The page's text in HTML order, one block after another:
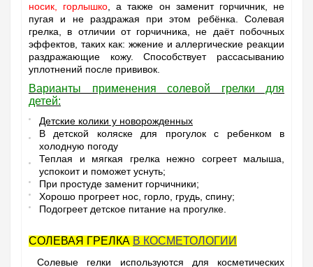
носик, горлышко , а также он заменит горчичник, не
пугая и не раздражая при этом ребёнка. Солевая
грелка, в отличии от горчичника, не даёт побочных
эффектов, таких как: жжение и аллергические реакции
раздражающие кожу. Способствует рассасыванию
уплотнений после прививок.
Варианты применения солевой грелки для
детей:
Детские колики у новорожденных
В детской коляске для прогулок с ребенком в
холодную погоду
Теплая и мягкая грелка нежно согреет малыша,
успокоит и поможет уснуть;
При простуде заменит горчичники;
Хорошо прогреет нос, горло, грудь, спину;
Подогреет детское питание на прогулке.
СОЛЕВАЯ ГРЕЛКА В КОСМЕТОЛОГИИ
Солевые гелки используются для косметических